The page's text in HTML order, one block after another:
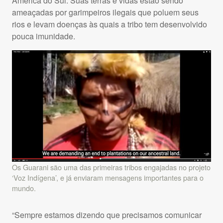
ameaçadas por garimpeiros ilegais que poluem seus
rios e levam doenças às quais a tribo tem desenvolvido
pouca imunidade.
Os Guarani são uma das primeiras tribos engajadas no projeto
‘Voz Indígena’, e já enviaram mensagens importantes para o
mundo.
“Sempre estamos dizendo que precisamos comunicar